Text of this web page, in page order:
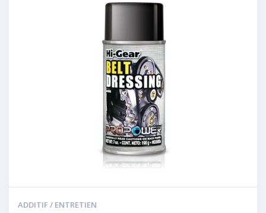
ADDITIF / ENTRETIEN